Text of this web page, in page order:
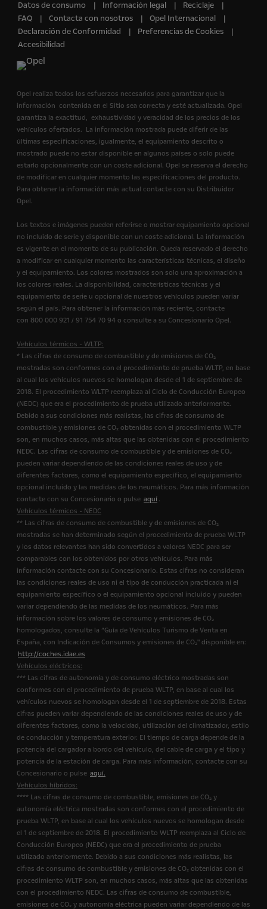
Datos de consumo
Información legal
Reciclaje
FAQ
Contacta con nosotros
Opel Internacional
Declaración de Conformidad
Preferencias de Cookies
Accesibilidad
Opel realiza todos los esfuerzos necesarios para garantizar que la
información contenida en el Sitio sea correcta y esté actualizada. Opel
garantiza la exactitud, exhaustividad y veracidad de los precios de los
vehículos ofertados. La información mostrada puede diferir de las
últimas especificaciones, igualmente, el equipamiento descrito o
mostrado puede no estar disponible en algunos países o solo puede
estarlo opcionalmente con un coste adicional. Opel se reserva el derecho
de modificar en cualquier momento las especificaciones del producto.
Para obtener la información más actual contacte con su Distribuidor
Opel.
Los textos e imágenes pueden referirse o mostrar equipamiento opcional
no incluido de serie y disponible con un coste adicional. La información
es vigente en el momento de su publicación. Queda reservado el derecho
a modificar en cualquier momento las características técnicas, el diseño
y el equipamiento. Los colores mostrados son solo una aproximación a
los colores reales. La disponibilidad, características técnicas y el
equipamiento de serie u opcional de nuestros vehículos pueden variar
según el país. Para obtener la información más reciente, contacte
con 800 000 921 / 91 754 70 94 o consulte a su Concesionario Opel.
Vehículos térmicos - WLTP:
* Las cifras de consumo de combustible y de emisiones de CO₂
mostradas son conformes con el procedimiento de prueba WLTP, en base
al cual los vehículos nuevos se homologan desde el 1 de septiembre de
2018. El procedimiento WLTP reemplaza al Ciclo de Conducción Europeo
(NEDC) que era el procedimiento de prueba utilizado anteriormente.
Debido a sus condiciones más realistas, las cifras de consumo de
combustible y emisiones de CO₂ obtenidas con el procedimiento WLTP
son, en muchos casos, más altas que las obtenidas con el procedimiento
NEDC. Las cifras de consumo de combustible y de emisiones de CO₂
pueden variar dependiendo de las condiciones reales de uso y de
diferentes factores, como el equipamiento específico, el equipamiento
opcional incluido y las medidas de los neumáticos. Para más información
contacte con su Concesionario o pulse aquí .
Vehículos térmicos - NEDC
** Las cifras de consumo de combustible y de emisiones de CO₂
mostradas se han determinado según el procedimiento de prueba WLTP
y los datos relevantes han sido convertidos a valores NEDC para ser
comparables con los obtenidos por otros vehículos. Para más
información contacte con su Concesionario. Estas cifras no consideran
las condiciones reales de uso ni el tipo de conducción practicada ni el
equipamiento específico o el equipamiento opcional incluido y pueden
variar dependiendo de las medidas de los neumáticos. Para más
información sobre los valores de consumo y emisiones de CO₂
homologados, consulte la “Guía de Vehículos Turismo de Venta en
España, con Indicación de Consumos y emisiones de CO₂" disponible en:
http://coches.idae.es
Vehículos eléctricos:
*** Las cifras de autonomía y de consumo eléctrico mostradas son
conformes con el procedimiento de prueba WLTP, en base al cual los
vehículos nuevos se homologan desde el 1 de septiembre de 2018. Estas
cifras pueden variar dependiendo de las condiciones reales de uso y de
diferentes factores, como la velocidad, utilización del climatizador, estilo
de conducción y temperatura exterior. El tiempo de carga depende de la
potencia del cargador a bordo del vehículo, del cable de carga y el tipo y
potencia de la estación de carga. Para más información, contacte con su
Concesionario o pulse aquí.
Vehículos híbridos:
**** Las cifras de consumo de combustible, emisiones de CO₂ y
autonomía eléctrica mostradas son conformes con el procedimiento de
prueba WLTP, en base al cual los vehículos nuevos se homologan desde
el 1 de septiembre de 2018. El procedimiento WLTP reemplaza al Ciclo de
Conducción Europeo (NEDC) que era el procedimiento de prueba
utilizado anteriormente. Debido a sus condiciones más realistas, las
cifras de consumo de combustible y emisiones de CO₂ obtenidas con el
procedimiento WLTP son, en muchos casos, más altas que las obtenidas
con el procedimiento NEDC. Las cifras de consumo de combustible,
emisiones de CO₂ y autonomía eléctrica pueden variar dependiendo de las